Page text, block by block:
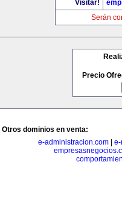
Visitar!
Serán
Precio
Otros dominios en venta:
e-administracion.com| e-